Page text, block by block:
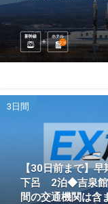
新幹線
ホテル
2泊
3日間
【30日前まで】
下呂 2泊◆吉泉館
間の交通機関は含